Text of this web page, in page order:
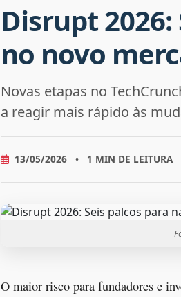
Disrupt
no novo
Novas etapas no
a reagir mais rápido às
13/05/2026 • 1 MIN DE LEITURA
O maior risco para fundadores e